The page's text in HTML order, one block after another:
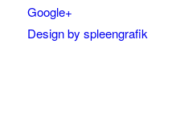
Google+
Design by spleengrafik